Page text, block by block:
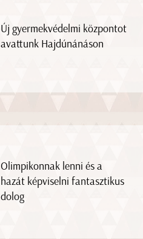
Új gyermekvédelmi központot
avattunk Hajdúnánáson
Olimpikonnak lenni és a
hazát képviselni fantasztikus
dolog